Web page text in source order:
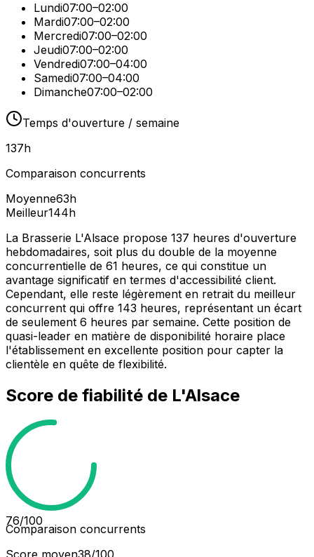
Lundi07:00–02:00
Mardi07:00–02:00
Mercredi07:00–02:00
Jeudi07:00–02:00
Vendredi07:00–04:00
Samedi07:00–04:00
Dimanche07:00–02:00
Temps d'ouverture / semaine
137h
Comparaison concurrents
Moyenne63h
Meilleur144h
La Brasserie L'Alsace propose 137 heures d'ouverture
hebdomadaires, soit plus du double de la moyenne
concurrentielle de 61 heures, ce qui constitue un
avantage significatif en termes d'accessibilité client.
Cependant, elle reste légèrement en retrait du meilleur
concurrent qui offre 143 heures, représentant un écart
de seulement 6 heures par semaine. Cette position de
quasi-leader en matière de disponibilité horaire place
l'établissement en excellente position pour capter la
clientèle en quête de flexibilité.
Score de fiabilité de L'Alsace
76/100
Comparaison concurrents